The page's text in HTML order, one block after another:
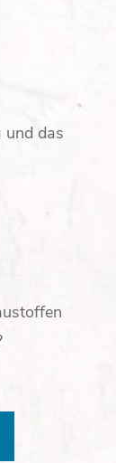
und das